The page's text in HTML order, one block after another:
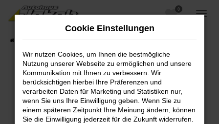
Zum
Hauptinhalt
0
Fehler: Network Error
Beim Laden ist ein Fehler aufgetreten.
Hier sind ein paar Tipps, die dir helfen können:
Cookie Einstellungen
Wir nutzen Cookies, um Ihnen die bestmögliche
Nutzung unserer Webseite zu ermöglichen und unsere
Kommunikation mit Ihnen zu verbessern. Wir
berücksichtigen hierbei Ihre Präferenzen und
verarbeiten Daten für Marketing und Statistiken nur,
wenn Sie uns Ihre Einwilligung geben. Wenn Sie zu
einem späteren Zeitpunkt Ihre Meinung ändern, können
Sie die Einwilligung jederzeit für die Zukunft widerrufen.